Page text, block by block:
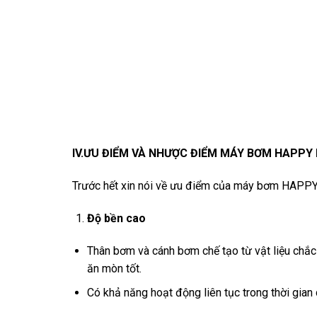
IV.ƯU ĐIỂM VÀ NHƯỢC ĐIỂM MÁY BƠM HAPPY
Trước hết xin nói về ưu điểm của máy bơm
Độ bền cao
Thân bơm và cánh bơm chế tạo từ vật liệu
ăn mòn tốt.
Có khả năng hoạt động liên tục trong thời gian